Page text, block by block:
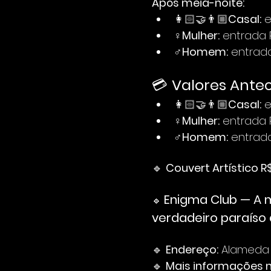
👩🏻‍🤝‍👨🏼Casal:
♀️ Mulher: entrada
♂️Homem:
💳 Valores
👩🏻‍🤝‍👨🏼Casal:
♀️ Mulher: entrada
♂️Homem:
🔹 Couvert Artístico
🔹 Enigma Club — A
verdadeiro paraíso
🔹 Endereço: Alameda
🔹 Mais informações